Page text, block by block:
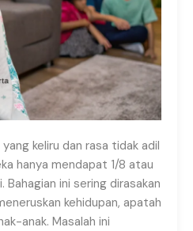
keliru dan rasa tidak adil
hanya mendapat 1/8 atau
Bahagian ini sering dirasakan
kehidupan, apatah
anak. Masalah ini